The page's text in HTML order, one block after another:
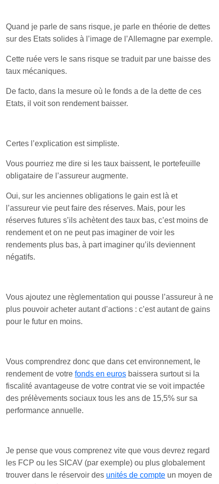
Quand je parle de sans risque, je parle en théorie de dettes
sur des Etats solides à l’image de l’Allemagne par exemple.
Cette ruée vers le sans risque se traduit par une baisse des
taux mécaniques.
De facto, dans la mesure où le fonds a de la dette de ces
Etats, il voit son rendement baisser.
Certes l’explication est simpliste.
Vous pourriez me dire si les taux baissent, le portefeuille
obligataire de l’assureur augmente.
Oui, sur les anciennes obligations le gain est là et
l’assureur vie peut faire des réserves. Mais, pour les
réserves futures s’ils achètent des taux bas, c’est moins de
rendement et on ne peut pas imaginer de voir les
rendements plus bas, à part imaginer qu’ils deviennent
négatifs.
Vous ajoutez une règlementation qui pousse l’assureur à ne
plus pouvoir acheter autant d’actions : c’est autant de gains
pour le futur en moins.
Vous comprendrez donc que dans cet environnement, le
rendement de votre fonds en euros baissera surtout si la
fiscalité avantageuse de votre contrat vie se voit impactée
des prélèvements sociaux tous les ans de 15,5% sur sa
performance annuelle.
Je pense que vous comprenez vite que vous devrez regard
les FCP ou les SICAV (par exemple) ou plus globalement
trouver dans le réservoir des unités de compte un moyen de